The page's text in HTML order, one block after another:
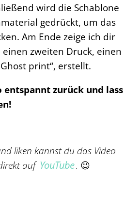
wird die Schablone
gedrückt, um das
Am Ende zeige ich dir
zweiten Druck, einen
print“, erstellt.
entspannt zurück und lass
liken kannst du das Video
auf YouTube. 😉